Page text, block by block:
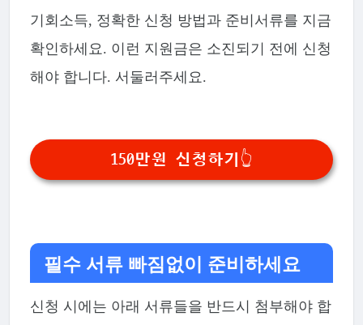
기회소득, 정확한 신청 방법과 준비서류를 지금
확인하세요. 이런 지원금은 소진되기 전에 신청
해야 합니다. 서둘러주세요.
150만원 신청하기👆
필수 서류 빠짐없이 준비하세요
신청 시에는 아래 서류들을 반드시 첨부해야 합